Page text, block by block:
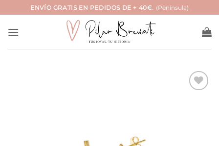
al
contenido
ENVÍO GRATIS EN PEDIDOS DE + 40€. (Península)